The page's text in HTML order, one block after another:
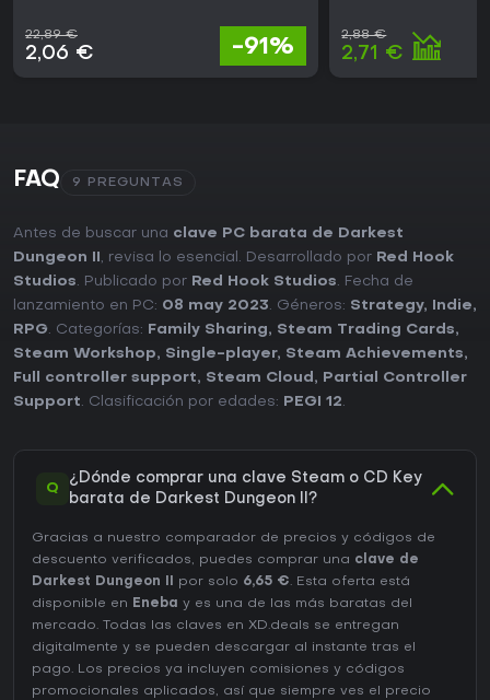
22,89 €
2,06 € -91%
2,88 €
2,71 €
FAQ 9 PREGUNTAS
Antes de buscar una clave PC barata de Darkest
Dungeon II , revisa lo esencial. Desarrollado por Red Hook
Studios. Publicado por Red Hook Studios. Fecha de
lanzamiento en PC: 08 may 2023. Géneros: Strategy, Indie,
RPG. Categorías: Family Sharing, Steam Trading Cards,
Steam Workshop, Single-player, Steam Achievements,
Full controller support, Steam Cloud ,
Partial Controller
Support. Clasificación por edades: PEGI 12.
Q
¿Dónde comprar una clave Steam o CD Key
barata de Darkest Dungeon II?
Gracias a nuestro comparador de precios y códigos de
descuento verificados, puedes comprar una clave de
Darkest Dungeon II
por solo 6,65 €. Esta oferta está
disponible en Eneba y es una de las más baratas del
mercado. Todas las claves en XD.deals se entregan
digitalmente y se pueden descargar al instante tras el
pago. Los precios ya incluyen comisiones y códigos
promocionales aplicados, así que siempre ves el precio